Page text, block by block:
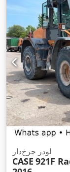
لودر چرخ‌دار
CASE 921F